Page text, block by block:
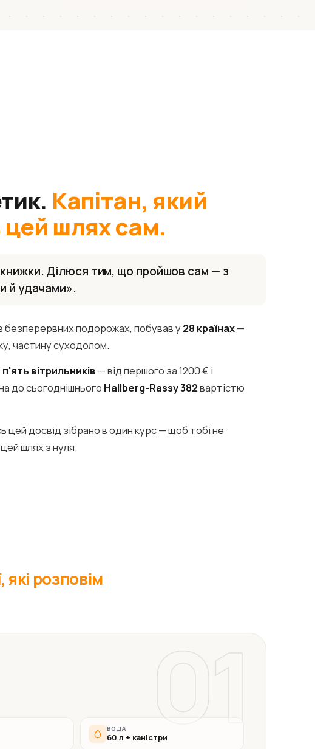
Капітан, який
шлях сам.
Ділюся тим, що пройшов сам — з
й удачами».
безперервних подорожах, побував у 28 країнах—
частину суходолом.
п'ять вітрильників — від першого за 1200 € і
до сьогоднішнього Hallberg-Rassy 382вартістю
цей досвід зібрано в один курс — щоб тобі не
шлях з нуля.
які розповім
01
ВОДА
60 л + каністри